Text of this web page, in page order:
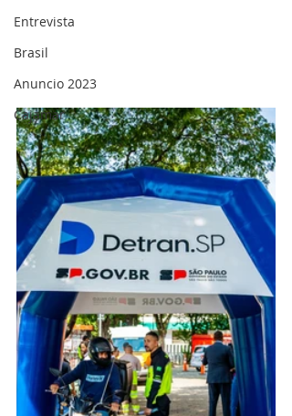
Entrevista
Brasil
Anuncio 2023
Cajamar